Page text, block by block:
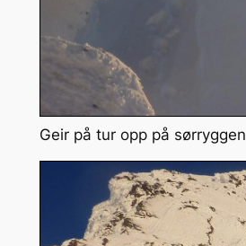
Geir på tur opp på sørryggen